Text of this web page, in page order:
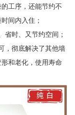
工序，还能节约不
间内入住；
省时、又节约空间；
，彻底解决了其他墙
和老化，使用寿命